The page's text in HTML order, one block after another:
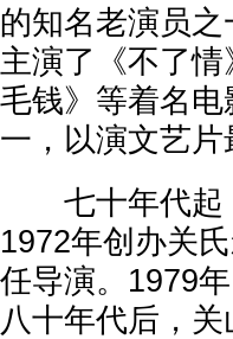
的知名老演员
主演了《不了
毛钱》等着名
一，以演文艺片
七十年代起，
1972年创办关
任导演。1979
八十年代后，